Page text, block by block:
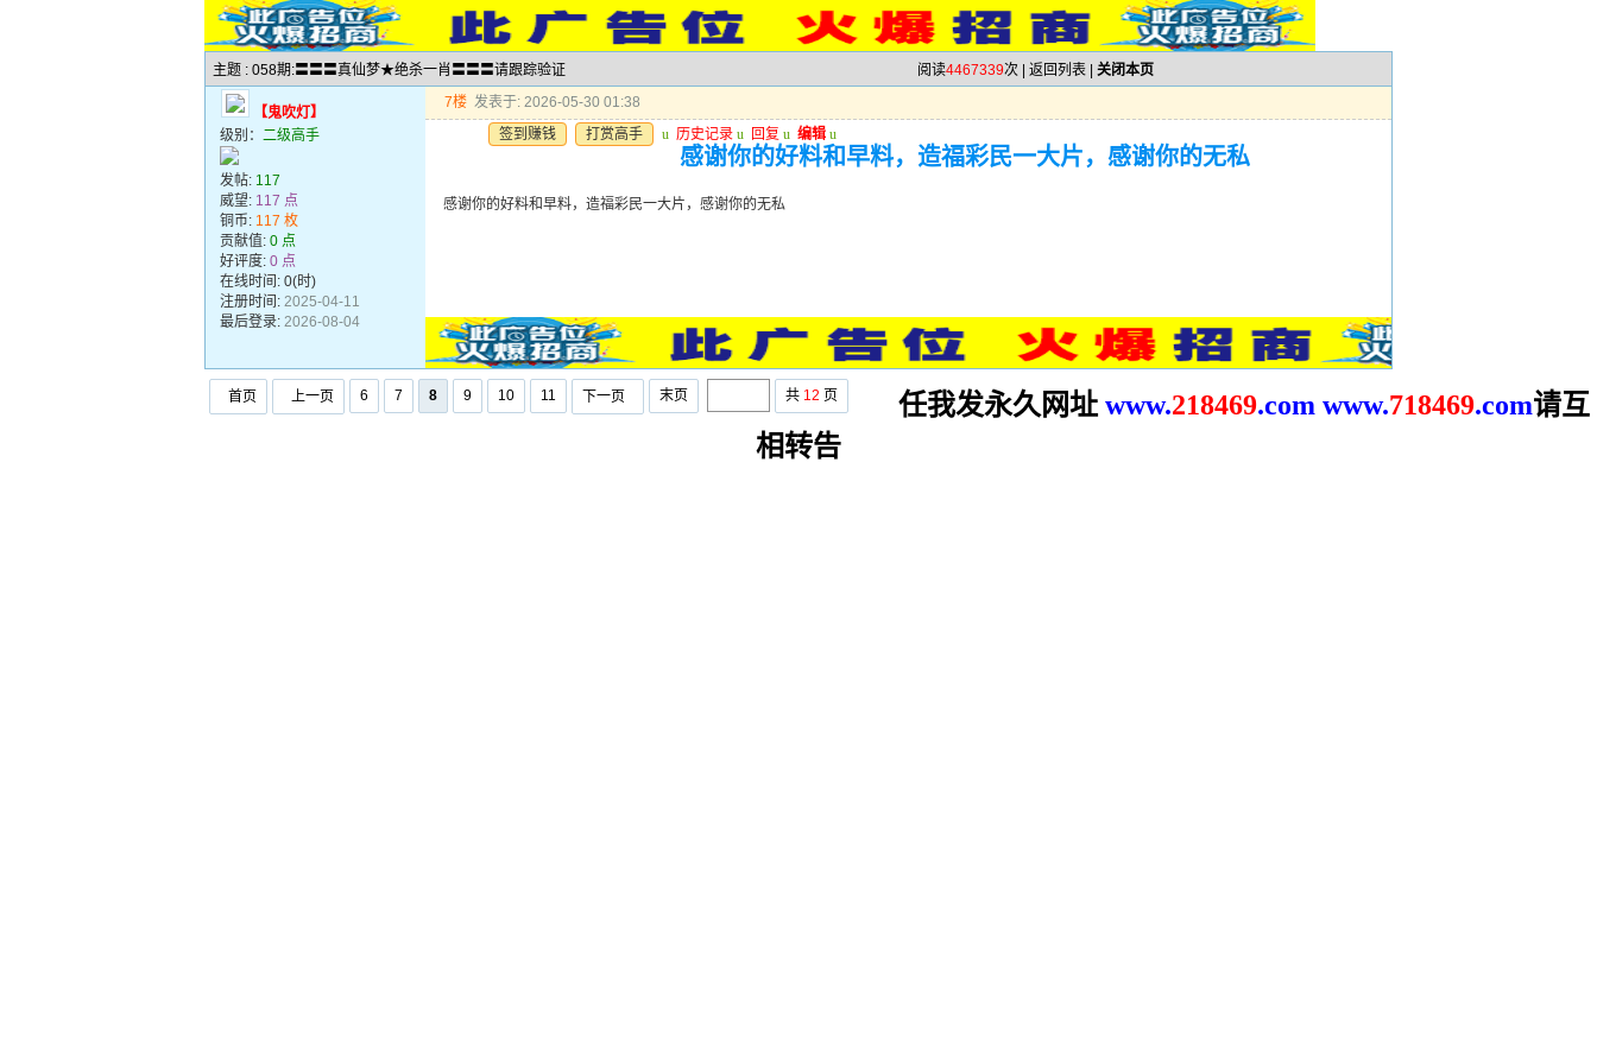
主题 : 058期:〓〓〓真仙梦★绝杀一肖〓〓〓请跟踪验证 阅读4467339次 | 返回列表 关闭本页
【鬼吹灯】
级别： 二级高手
发帖: 117
威望: 117 点
铜币: 117 枚
贡献值: 0 点
好评度: 0 点
在线时间: 0(时)
注册时间: 2025-04-11
最后登录: 2026-08-04
7楼 发表于: 2026-05-30 01:38
签到赚钱
打赏高手 u 历史记录 u 回复 u 编辑 u
感谢你的好料和早料，造福彩民一大片，感谢你的无私
感谢你的好料和早料，造福彩民一大片，感谢你的无私
首页 上一页 6 7 8 9 10 11 下一页 末页 共 12 页 任我发永久网址 www.218469.com www.718469.com请互
相转告